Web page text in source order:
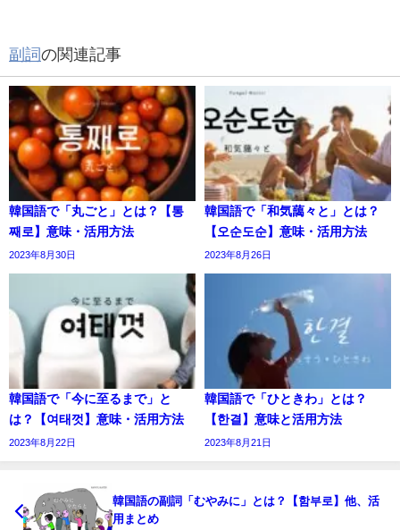
副詞の関連記事
韓国語で「丸ごと」とは？【통
째로】意味・活用方法
2023年8月30日
韓国語で「和気藹々と」とは？
【오순도순】意味・活用方法
2023年8月26日
韓国語で「今に至るまで」と
は？【여태껏】意味・活用方法
2023年8月22日
韓国語で「ひときわ」とは？
【한결】意味と活用方法
2023年8月21日
韓国語の副詞「むやみに」とは？【함부로】他、活
用まとめ